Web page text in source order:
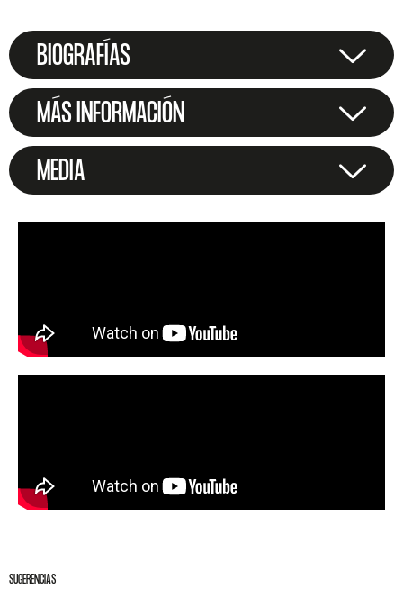
BIOGRAFÍAS
MÁS INFORMACIÓN
MEDIA
SUGERENCIAS